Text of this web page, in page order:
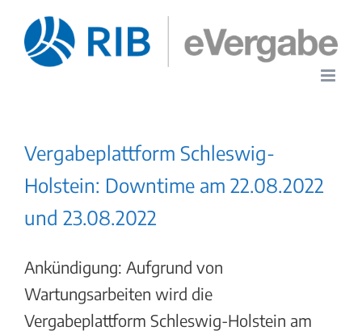
Inhalt
springen
Vergabeplattform Schleswig-
Holstein: Downtime am 22.08.2022
und 23.08.2022
Ankündigung: Aufgrund von
Wartungsarbeiten wird die
Vergabeplattform Schleswig-Holstein am